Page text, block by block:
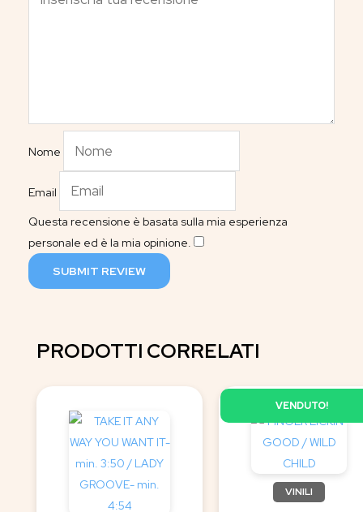
Nome
Email
Questa recensione è basata sulla mia esperienza
personale ed è la mia opinione.
SUBMIT REVIEW
PRODOTTI CORRELATI
VENDUTO!
VINILI